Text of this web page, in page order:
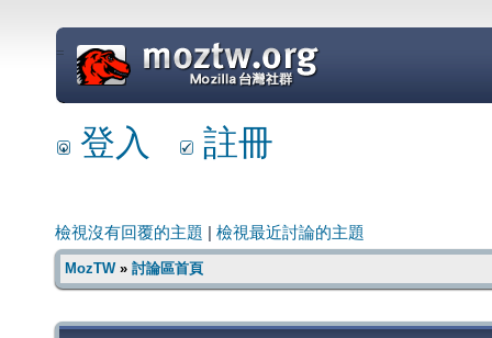
=
登入 註冊
檢視沒有回覆的主題 檢視最近討論的主題
MozTW» 討論區首頁